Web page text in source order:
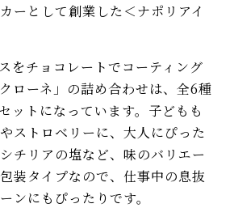
ーとして創業した＜ナポリアイ
をチョコレートでコーティング
ローネ」の詰め合わせは、全6種
ットになっています。子どもも
ストロベリーに、大人にぴった
チリアの塩など、味のバリエー
装タイプなので、仕事中の息抜
ンにもぴったりです。